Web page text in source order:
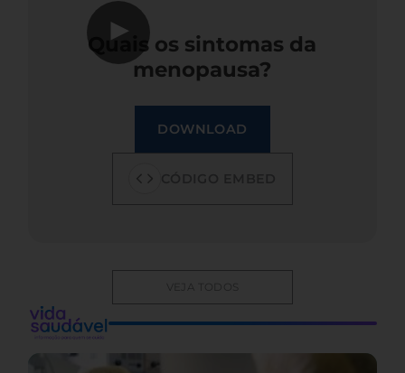
▶
Quais os sintomas da
menopausa?
DOWNLOAD
VEJA TODOS